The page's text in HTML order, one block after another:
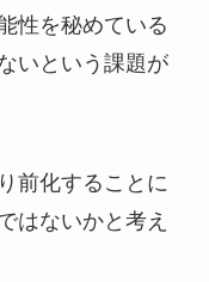
性を秘めている
いという課題が
前化することに
はないかと考え